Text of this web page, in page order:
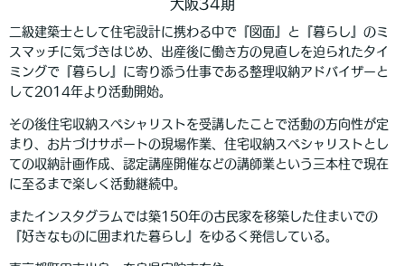
大阪34期
二級建築士として住宅設計に携わる中で『図面』と『暮らし』のミ
スマッチに気づきはじめ、出産後に働き方の見直しを迫られたタイ
ミングで『暮らし』に寄り添う仕事である整理収納アドバイザーと
して2014年より活動開始。
その後住宅収納スペシャリストを受講したことで活動の方向性が定
まり、お片づけサポートの現場作業、住宅収納スペシャリストとし
ての収納計画作成、認定講座開催などの講師業という三本柱で現在
に至るまで楽しく活動継続中。
またインスタグラムでは築150年の古民家を移築した住まいでの
『好きなものに囲まれた暮らし』をゆるく発信している。